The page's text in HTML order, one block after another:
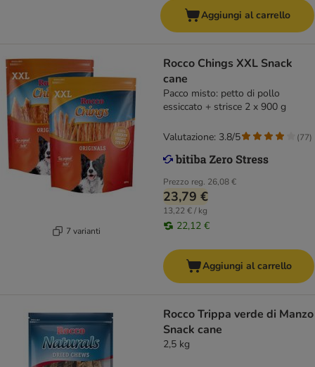
Aggiungi al carrello
7 varianti
Rocco Chings XXL Snack
cane
Pacco misto: petto di pollo
essiccato + strisce 2 x 900 g
Prezzo reg. 26,08 €
23,79 €
13,22 € / kg
22,12 €
Valutazione: 3.8/5 (77)
Aggiungi al carrello
Rocco Trippa verde di Manzo
Snack cane
2,5 kg